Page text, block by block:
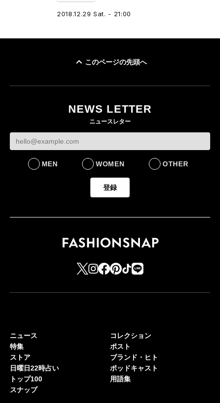
2018.12.29 Sat. - 21:00
このページの先頭へ
NEWS LETTER
ニュースレター
MEN WOMEN OTHER
登録
ニュース
特集
ストア
日曜日22時占い
トップ100
スナップ
コレクション
ポスト
ブランド・ヒト
ポッドキャスト
用語集